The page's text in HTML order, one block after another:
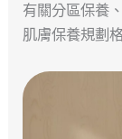
有關分區保養
肌膚保養規劃